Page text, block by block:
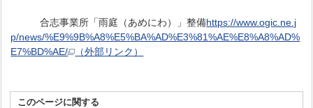
合志事業所「雨庭（あめにわ）」整備https://www.ogic.ne.j
p/news/%E9%9B%A8%E5%BA%AD%E3%81%AE%E8%A8%AD%
E7%BD%AE/
（外部リンク）
このページに関する